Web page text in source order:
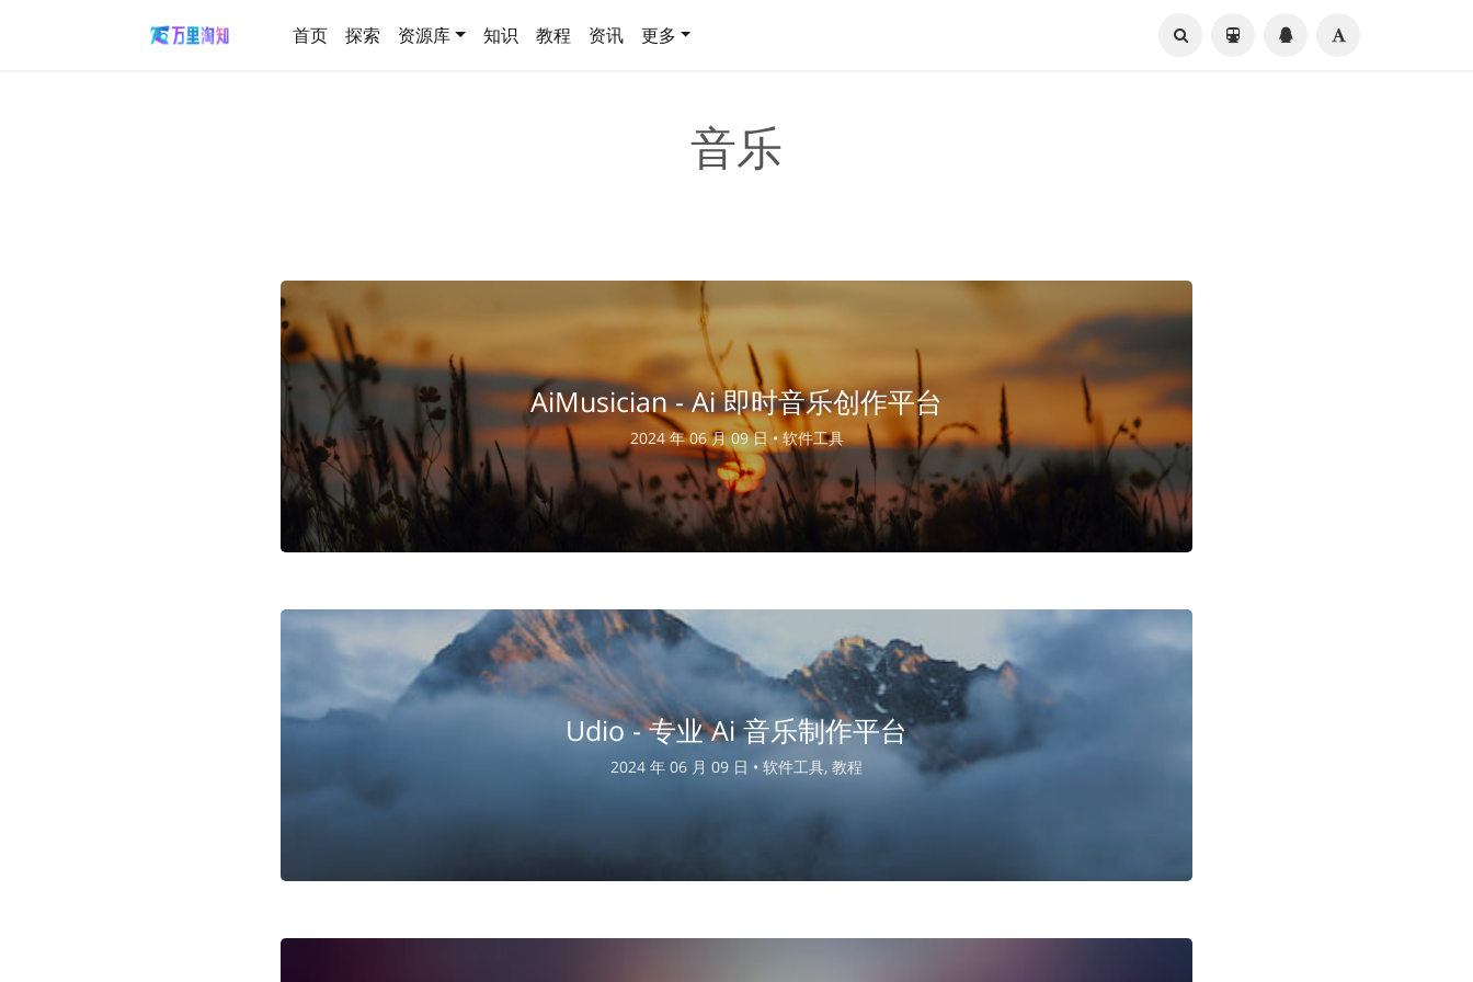
首页 探索 资源库 知识 教程 资讯 更多
音乐
AiMusician - Ai 即时音乐创作平台
2024 年 06 月 09 日 •软件工具
Udio - 专业 Ai 音乐制作平台
2024 年 06 月 09 日 • 软件工具, 教程